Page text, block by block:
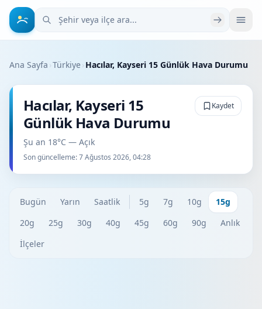
Şehir veya ilçe ara
Ana Sayfa ›Türkiye› Hacılar, Kayseri 15 Günlük Hava Durumu
Hacılar, Kayseri 15
Günlük Hava Durumu
Şu an 18°C — Açık
Son güncelleme:7 Ağustos 2026, 04:28
Kaydet
Bugün Yarın Saatlik 5g 7g 10g
15g
20g
25g 30g 40g 45g 60g 90g
Anlık
İlçeler